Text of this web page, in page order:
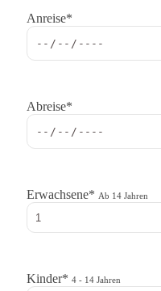
Anreise*
Abreise*
Erwachsene* Ab 14 Jahren
Kinder* 4 - 14 Jahren